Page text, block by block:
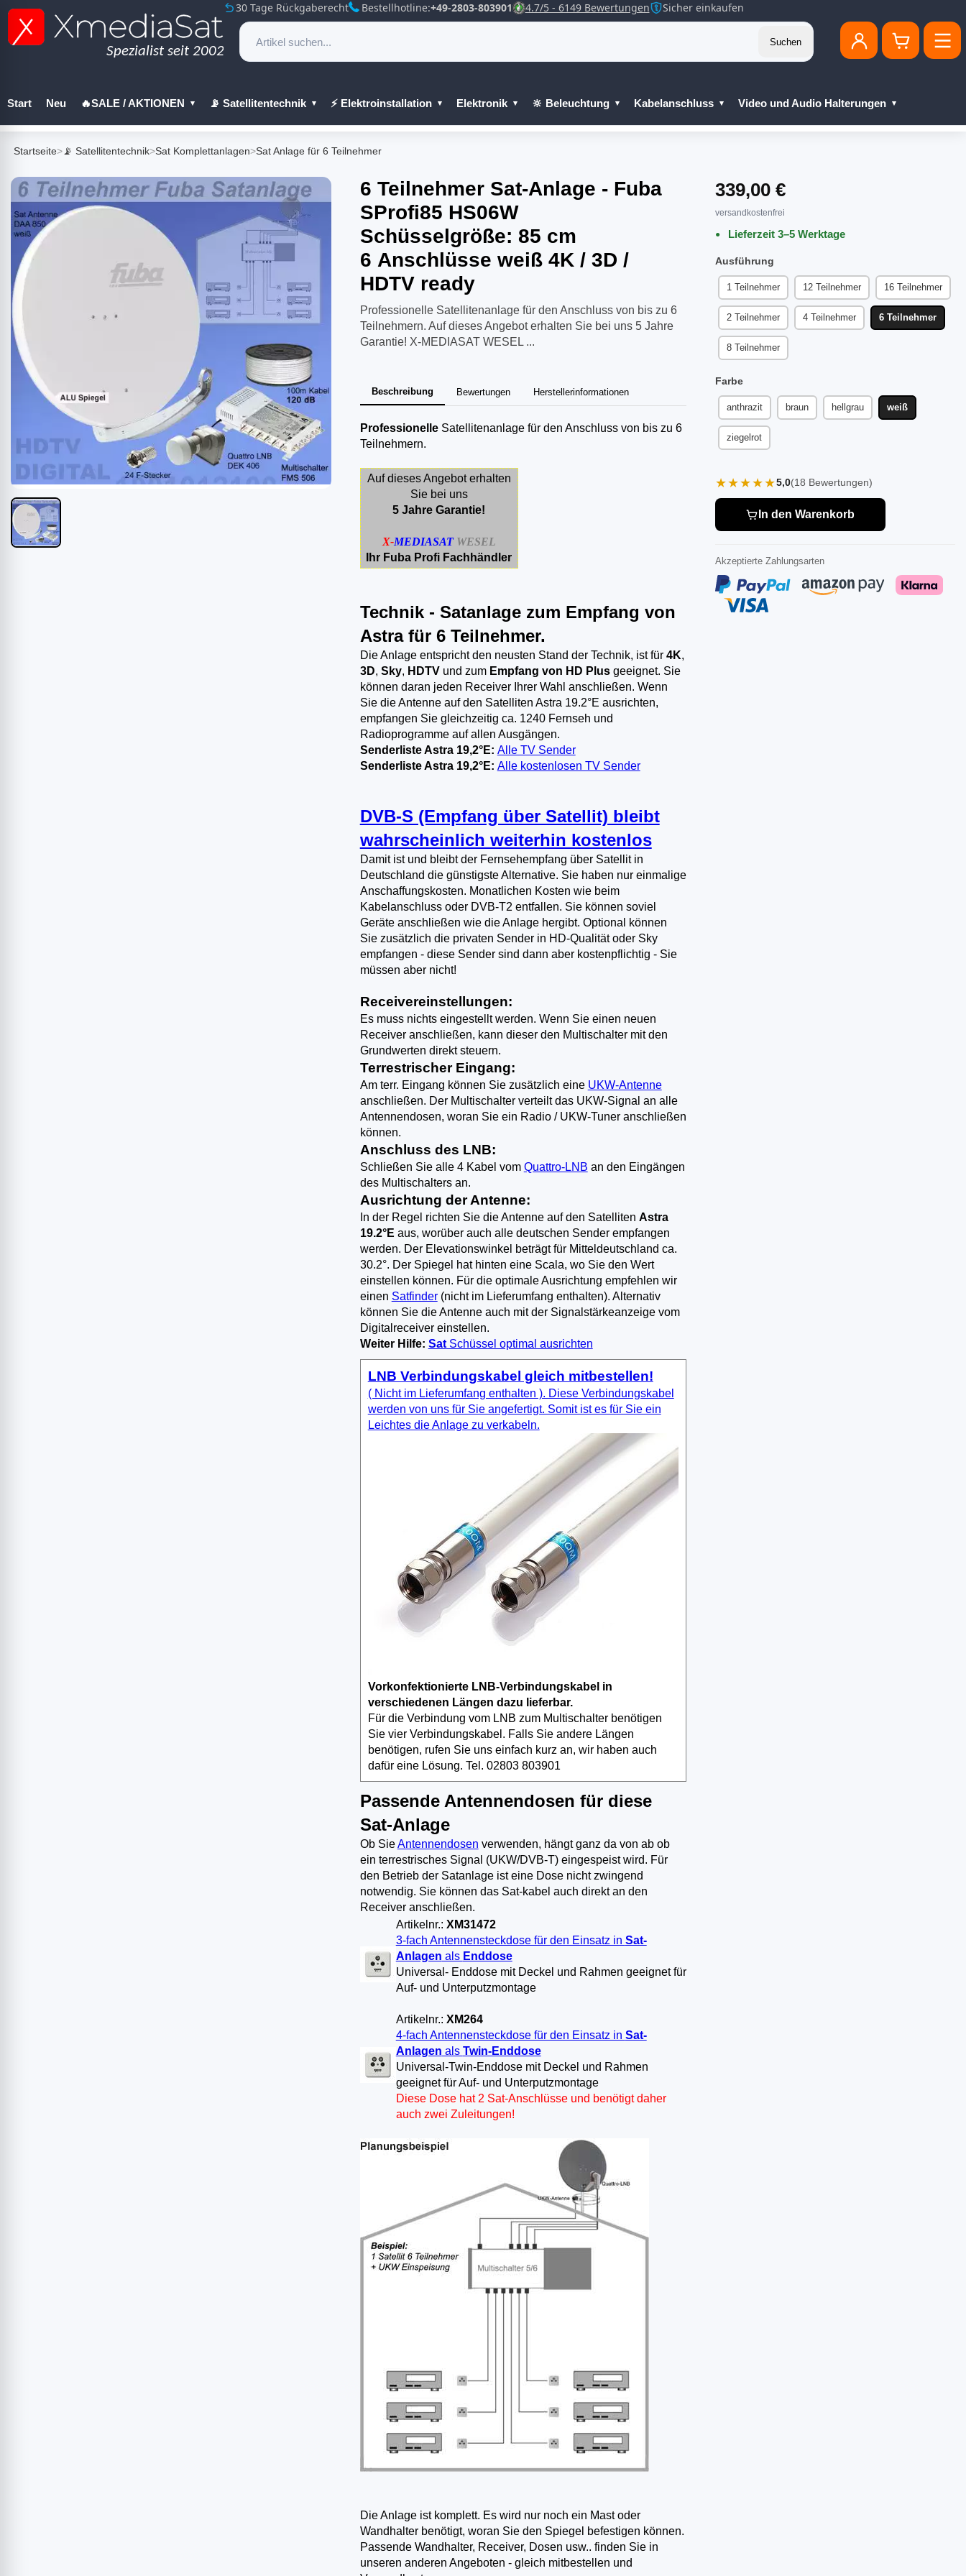
30 Tage Rückgaberecht Bestellhotline:+49-2803-803901 4.7/5 - 6149 Bewertungen Sicher einkaufen
Suchen
Start Neu 🔥SALE / AKTIONEN 📡 Satellitentechnik ⚡ Elektroinstallation Elektronik 🔆 Beleuchtung Kabelanschluss Video und Audio Halterungen
🔧 Werkzeug
Startseite>📡 Satellitentechnik>Sat Komplettanlagen>Sat Anlage für 6 Teilnehmer
6 Teilnehmer Sat-Anlage - Fuba
SProfi85 HS06W
Schüsselgröße: 85 cm
6 Anschlüsse weiß 4K / 3D /
HDTV ready
Professionelle Satellitenanlage für den Anschluss von bis zu 6
Teilnehmern. Auf dieses Angebot erhalten Sie bei uns 5 Jahre
Garantie! X-MEDIASAT WESEL ...
Beschreibung Bewertungen Herstellerinformationen
ProfessionelleSatellitenanlage für den Anschluss von bis zu 6
Teilnehmern.
Auf dieses Angebot erhalten
Sie bei uns
5 Jahre Garantie!
X-MEDIASAT WESEL
Ihr Fuba Profi Fachhändler
Technik - Satanlage zum Empfang von
Astra für 6 Teilnehmer.
Die Anlage entspricht den neusten Stand der Technik, ist für 4K,
3D, Sky, HDTVund zum Empfang von HD Plusgeeignet. Sie
können daran jeden Receiver Ihrer Wahl anschließen. Wenn
Sie die Antenne auf den Satelliten Astra 19.2°E ausrichten,
empfangen Sie gleichzeitig ca. 1240 Fernseh und
Radioprogramme auf allen Ausgängen.
Senderliste Astra 19,2°E: Alle TV Sender
Senderliste Astra 19,2°E: Alle kostenlosen TV Sender
DVB-S (Empfang über Satellit) bleibt
wahrscheinlich weiterhin kostenlos
Damit ist und bleibt der Fernsehempfang über Satellit in
Deutschland die günstigste Alternative. Sie haben nur einmalige
Anschaffungskosten. Monatlichen Kosten wie beim
Kabelanschluss oder DVB-T2 entfallen. Sie können soviel
Geräte anschließen wie die Anlage hergibt. Optional können
Sie zusätzlich die privaten Sender in HD-Qualität oder Sky
empfangen - diese Sender sind dann aber kostenpflichtig - Sie
müssen aber nicht!
Receivereinstellungen:
Es muss nichts eingestellt werden. Wenn Sie einen neuen
Receiver anschließen, kann dieser den Multischalter mit den
Grundwerten direkt steuern.
Terrestrischer Eingang:
Am terr. Eingang können Sie zusätzlich eine UKW-Antenne
anschließen. Der Multischalter verteilt das UKW-Signal an alle
Antennendosen, woran Sie ein Radio / UKW-Tuner anschließen
können.
Anschluss des LNB:
Schließen Sie alle 4 Kabel vom Quattro-LNB an den Eingängen
des Multischalters an.
Ausrichtung der Antenne:
In der Regel richten Sie die Antenne auf den Satelliten Astra
19.2°E aus, worüber auch alle deutschen Sender empfangen
werden. Der Elevationswinkel beträgt für Mitteldeutschland ca.
30.2°. Der Spiegel hat hinten eine Scala, wo Sie den Wert
einstellen können. Für die optimale Ausrichtung empfehlen wir
einen Satfinder(nicht im Lieferumfang enthalten). Alternativ
können Sie die Antenne auch mit der Signalstärkeanzeige vom
Digitalreceiver einstellen.
Weiter Hilfe: SatSchüssel optimal ausrichten
LNB Verbindungskabel gleich mitbestellen!
( Nicht im Lieferumfang enthalten ). Diese Verbindungskabel
werden von uns für Sie angefertigt. Somit ist es für Sie ein
Leichtes die Anlage zu verkabeln.
Vorkonfektionierte LNB-Verbindungskabel in
verschiedenen Längen dazu lieferbar.
Für die Verbindung vom LNB zum Multischalter benötigen
Sie vier Verbindungskabel. Falls Sie andere Längen
benötigen, rufen Sie uns einfach kurz an, wir haben auch
dafür eine Lösung. Tel. 02803 803901
Passende Antennendosen für diese
Sat-Anlage
Ob SieAntennendosen verwenden, hängt ganz da von ab ob
ein terrestrisches Signal (UKW/DVB-T) eingespeist wird. Für
den Betrieb der Satanlage ist eine Dose nicht zwingend
notwendig. Sie können das Sat-kabel auch direkt an den
Receiver anschließen.
Artikelnr.: XM31472
3-fach Antennensteckdose für den Einsatz in Sat-
Anlagen als Enddose
Universal- Enddose mit Deckel und Rahmen geeignet für
Auf- und Unterputzmontage
Artikelnr.: XM264
4-fach Antennensteckdose für den Einsatz in Sat-
Anlagen als Twin-Enddose
Universal-Twin-Enddose mit Deckel und Rahmen
geeignet für Auf- und Unterputzmontage
Diese Dose hat 2 Sat-Anschlüsse und benötigt daher
auch zwei Zuleitungen!
Die Anlage ist komplett. Es wird nur noch ein Mast oder
Wandhalter benötigt, woran Sie den Spiegel befestigen können.
Passende Wandhalter, Receiver, Dosen usw.. finden Sie in
unseren anderen Angeboten - gleich mitbestellen und
339,00 €
versandkostenfrei
Lieferzeit 3–5 Werktage
Ausführung
1 Teilnehmer 12 Teilnehmer 16 Teilnehmer
2 Teilnehmer 4 Teilnehmer 6 Teilnehmer
8 Teilnehmer
Farbe
anthrazit braun hellgrau weiß
ziegelrot
★★★★★5,0(18 Bewertungen)
In den Warenkorb
Akzeptierte Zahlungsarten